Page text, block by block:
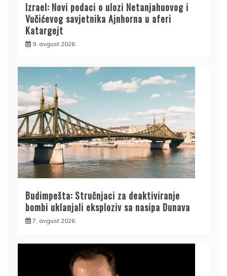
Izrael: Novi podaci o ulozi Netanjahuovog i
Vučićevog savjetnika Ajnhorna u aferi
Katargejt
9. avgust 2026.
Budimpešta: Stručnjaci za deaktiviranje
bombi uklanjali eksploziv sa nasipa Dunava
7. avgust 2026.